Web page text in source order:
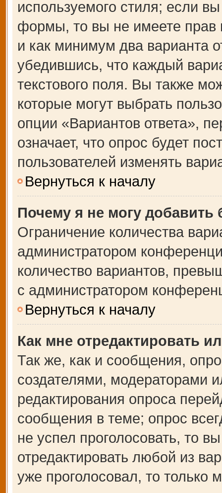
используемого стиля; если
формы, то вы не имеете прав
и как минимум два варианта
убедившись, что каждый
текстового поля. Вы также
которые могут выбрать
опции «Вариантов ответа»,
означает, что опрос будет
пользователей изменять
Вернуться к началу
Почему я не могу добавить
Ограничение количества
администратором
количество вариантов,
с администратором
Вернуться к началу
Как мне отредактировать
Так же, как и сообщения,
создателями, модераторами
редактирования опроса
сообщения в теме; опрос
не успел проголосовать, то
отредактировать любой из
уже проголосовал, то только